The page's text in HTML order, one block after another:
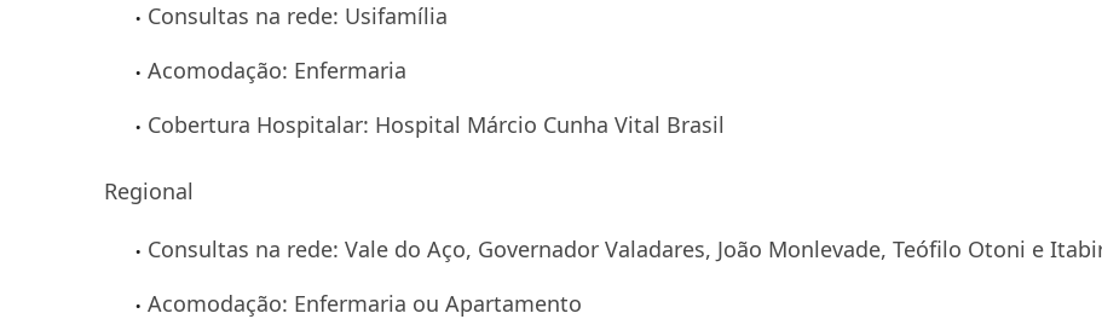
Consultas na rede: Usifamília
Acomodação: Enfermaria
Cobertura Hospitalar: Hospital Márcio Cunha Vital Brasil
Regional
Consultas na rede: Vale do Aço, Governador Valadares, João Monlevade, Teófilo Otoni e
Acomodação: Enfermaria ou Apartamento